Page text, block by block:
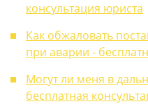
консультация юриста
Как обжаловать
при аварии -
Могут ли меня в
бесплатная